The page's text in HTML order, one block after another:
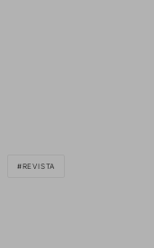
REVISTA